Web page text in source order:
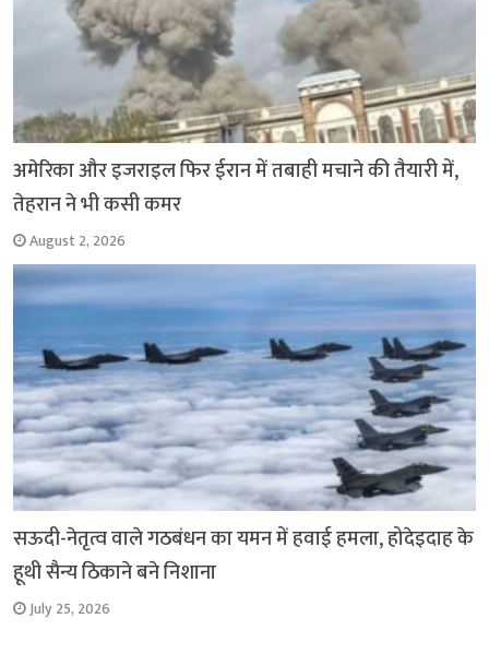
अमेरिका और इजराइल फिर ईरान में तबाही मचाने की तैयारी में,
तेहरान ने भी कसी कमर
August 2, 2026
सऊदी-नेतृत्व वाले गठबंधन का यमन में हवाई हमला, होदेइदाह के
हूथी सैन्य ठिकाने बने निशाना
July 25, 2026